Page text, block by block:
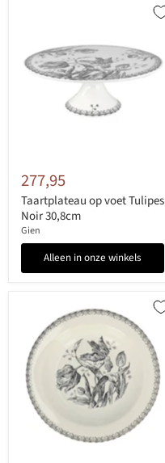
277,95
Taartplateau op voet Tulipes
Noir 30,8cm
Gien
Alleen in onze winkels